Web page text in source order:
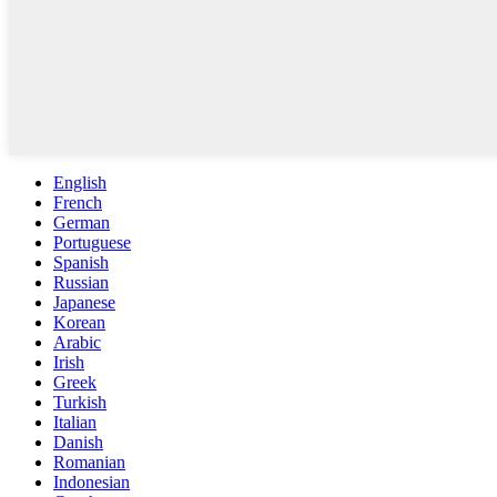
English
French
German
Portuguese
Spanish
Russian
Japanese
Korean
Arabic
Irish
Greek
Turkish
Italian
Danish
Romanian
Indonesian